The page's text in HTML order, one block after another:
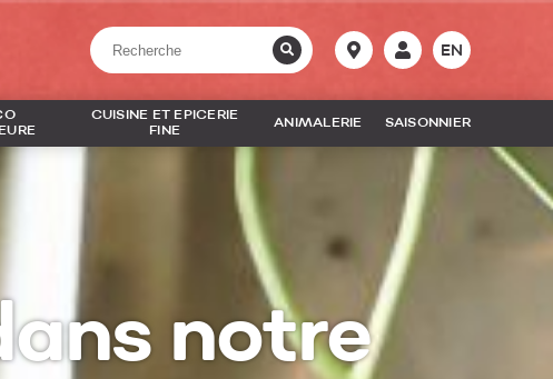
EN
CUISINE ET EPICERIE
FINE
ANIMALERIE SAISONNIER
notre